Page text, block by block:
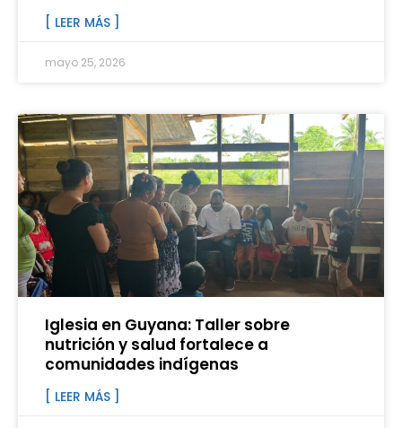
[ LEER MÁS ]
mayo 25, 2026
Iglesia en Guyana: Taller sobre
nutrición y salud fortalece a
comunidades indígenas
[ LEER MÁS ]